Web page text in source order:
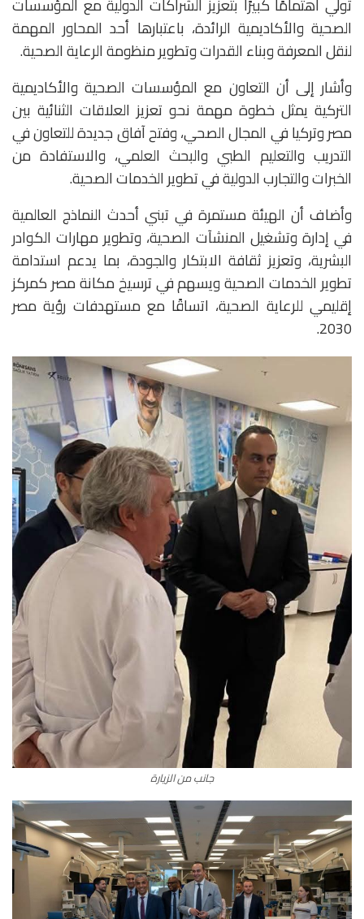
الصحية والأكاديمية الرائدة، باعتبارها أحد المحاور المهمة
لنقل المعرفة وبناء القدرات وتطوير منظومة الرعاية الصحية.
وأشار إلى أن التعاون مع المؤسسات الصحية والأكاديمية
التركية يمثل خطوة مهمة نحو تعزيز العلاقات الثنائية بين
مصر وتركيا في المجال الصحي، وفتح آفاق جديدة للتعاون في
التدريب والتعليم الطبي والبحث العلمي، والاستفادة من
الخبرات والتجارب الدولية في تطوير الخدمات الصحية.
وأضاف أن الهيئة مستمرة في تبني أحدث النماذج العالمية
في إدارة وتشغيل المنشآت الصحية، وتطوير مهارات الكوادر
البشرية، وتعزيز ثقافة الابتكار والجودة، بما يدعم استدامة
تطوير الخدمات الصحية ويسهم في ترسيخ مكانة مصر كمركز
إقليمي للرعاية الصحية، اتساقًا مع مستهدفات رؤية مصر
2030.
جانب من الزيارة